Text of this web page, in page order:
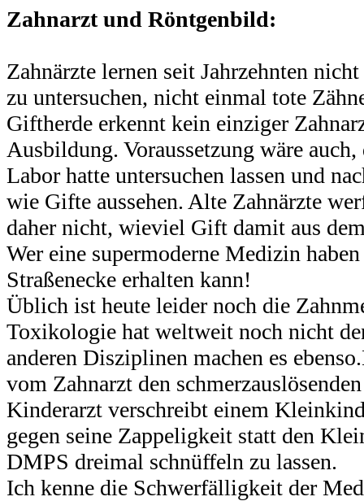
Zahnarzt und Röntgenbild:
Zahnärzte lernen seit Jahrzehnten
zu untersuchen, nicht einmal tote
Giftherde erkennt kein einziger
Ausbildung. Voraussetzung wäre auch,
Labor hatte untersuchen lassen und
wie Gifte aussehen. Alte Zahnärzte
daher nicht, wieviel Gift damit aus
Wer eine supermoderne Medizin
Straßenecke erhalten kann!
Üblich ist heute leider noch die
Toxikologie hat weltweit noch nicht
anderen Disziplinen machen es
vom Zahnarzt den schmerzauslösenden
Kinderarzt verschreibt einem
gegen seine Zappeligkeit statt den
DMPS dreimal schnüffeln zu lassen.
Ich kenne die Schwerfälligkeit der